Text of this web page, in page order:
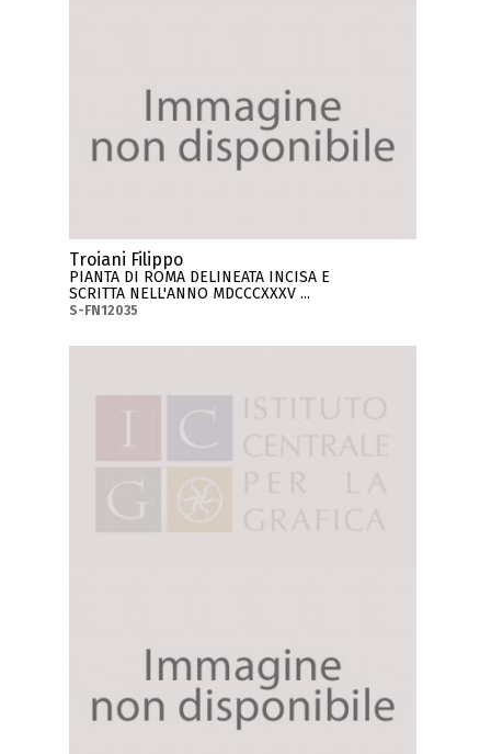
Troiani Filippo
PIANTA DI ROMA DELINEATA INCISA E
SCRITTA NELL'ANNO MDCCCXXXV ...
S-FN12035